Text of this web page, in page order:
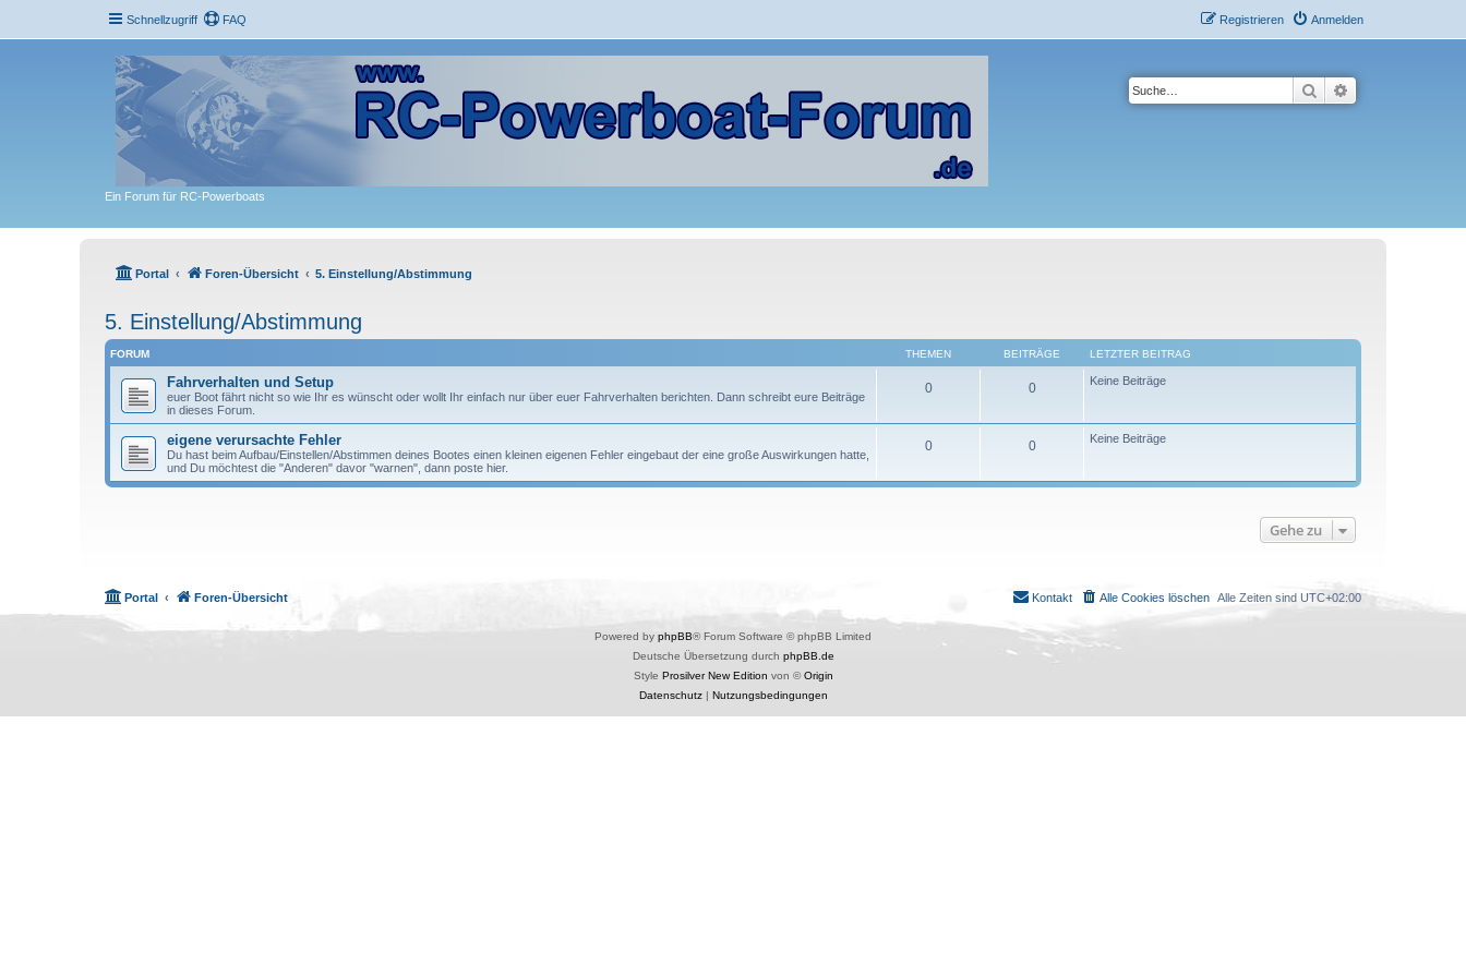
Schnellzugriff FAQ Anmelden
Registrieren
Ein Forum für RC-Powerboats
Suche
Portal Foren-Übersicht 5. Einstellung/Abstimmung
5. Einstellung/Abstimmung
FORUM THEMEN BEITRÄGE LETZTER BEITRAG
Fahrverhalten und Setup
euer Boot fährt nicht so wie Ihr es wünscht oder wollt Ihr einfach nur über euer Fahrverhalten berichten. Dann schreibt eure Beiträge
in dieses Forum.
0 0 Keine Beiträge
eigene verursachte Fehler
Du hast beim Aufbau/Einstellen/Abstimmen deines Bootes einen kleinen eigenen Fehler eingebaut der eine große Auswirkungen hatte,
und Du möchtest die "Anderen" davor "warnen", dann poste hier.
0 0 Keine Beiträge
Gehe zu
Portal Foren-Übersicht Alle Zeiten sind UTC+02:00
Alle Cookies löschen
Kontakt
Powered by phpBB® Forum Software © phpBB Limited
Deutsche Übersetzung durch phpBB.de
Style Prosilver New Edition von ©Origin
Datenschutz| Nutzungsbedingungen